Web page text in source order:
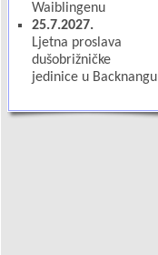
Waiblingenu
25.7.2027.
Ljetna proslava
dušobrižničke
jedinice u Backnangu